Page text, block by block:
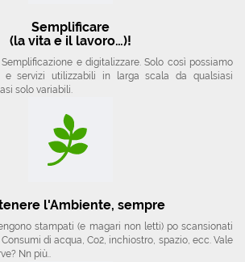
Semplificare
(la vita e il lavoro…)!
e digitalizzare. Solo così possiamo
e servizi utilizzabili in larga scala da qualsiasi
solo variabili.
l'Ambiente, sempre
stampati (e magari non letti) po scansionati
di acqua, Co2, inchiostro, spazio, ecc. Vale
Nn più..